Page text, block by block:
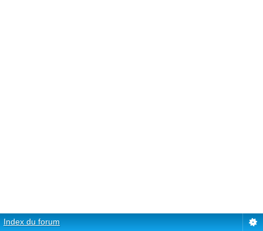
Index du forum